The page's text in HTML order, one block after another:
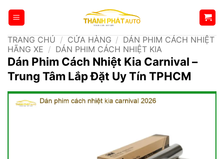
qua
dungTRANG CHỦ / CỬA HÀNG / DÁN PHIM CÁCH NHIỆT
HÃNG XE / DÁN PHIM CÁCH NHIỆT KIA
Dán Phim Cách Nhiệt Kia Carnival –
Trung Tâm Lắp Đặt Uy Tín TPHCM